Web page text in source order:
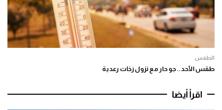
الطقس
طقس الأحد.. جو حار مع نزول زخات رعدية
اقرأ أيضا